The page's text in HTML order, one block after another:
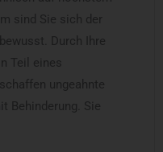
sind Sie sich der
Durch Ihre
Teil eines
ungeahnte
Behinderung. Sie